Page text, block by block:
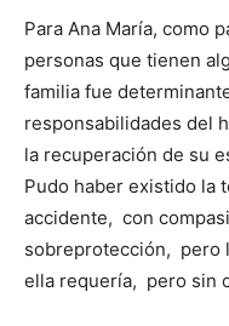
Para Ana María, como
personas que tienen
familia fue
responsabilidades del
la recuperación de su
Pudo haber existido la
accidente, con
sobreprotección, pero
ella requería, pero sin